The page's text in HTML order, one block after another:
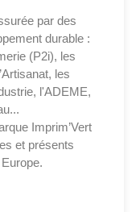
par des
durable :
(P2i), les
les
l'ADEME,
Imprim’Vert
et présents